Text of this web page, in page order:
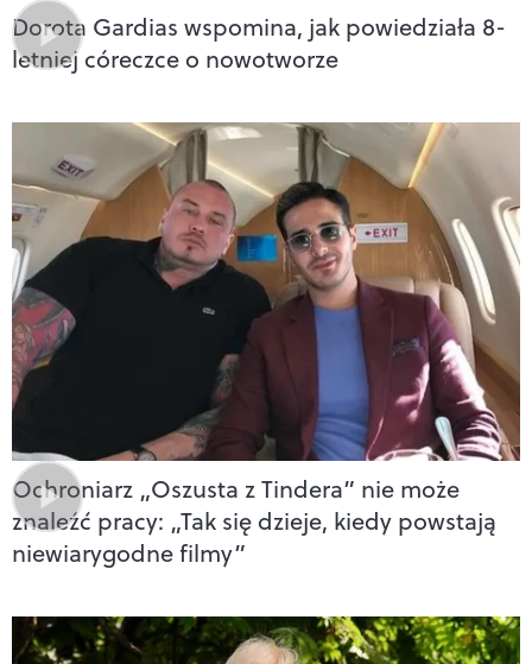
Dorota Gardias wspomina, jak powiedziała 8-
letniej córeczce o nowotworze
Ochroniarz „Oszusta z Tindera” nie może
znaleźć pracy: „Tak się dzieje, kiedy powstają
niewiarygodne filmy”